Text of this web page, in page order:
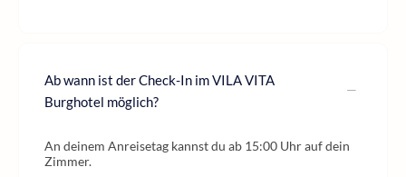
Ab wann ist der Check-In im VILA VITA
Burghotel möglich?
An deinem Anreisetag kannst du ab 15:00 Uhr auf dein
Zimmer.